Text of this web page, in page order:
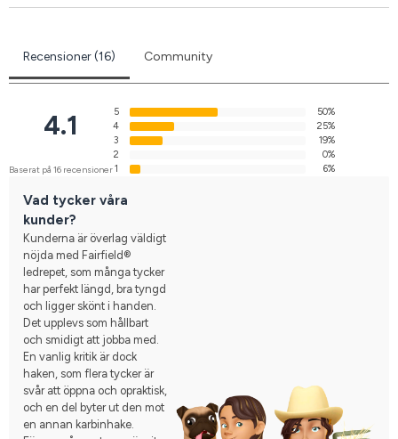
Recensioner (16) Community
4.1
Baserat på 16 recensioner
5
50%
4
25%
3
19%
2
0%
1
6%
Vad tycker våra
kunder?
Kunderna är överlag väldigt
nöjda med Fairfield®
ledrepet, som många tycker
har perfekt längd, bra tyngd
och ligger skönt i handen.
Det upplevs som hållbart
och smidigt att jobba med.
En vanlig kritik är dock
haken, som flera tycker är
svår att öppna och opraktisk,
och en del byter ut den mot
en annan karbinhake.